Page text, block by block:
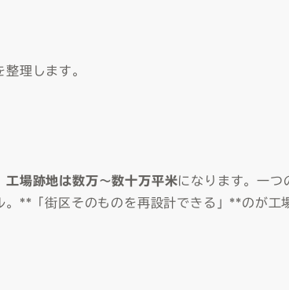
理します。
工場跡地は数万〜数十万平米になります。一つ
**「街区そのものを再設計できる」**のが工